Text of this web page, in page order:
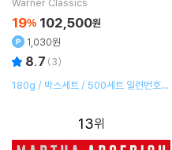
19% 102,500원
1,030원
8.7 (3)
180g / 박스세트 / 500세트 일련번호
13